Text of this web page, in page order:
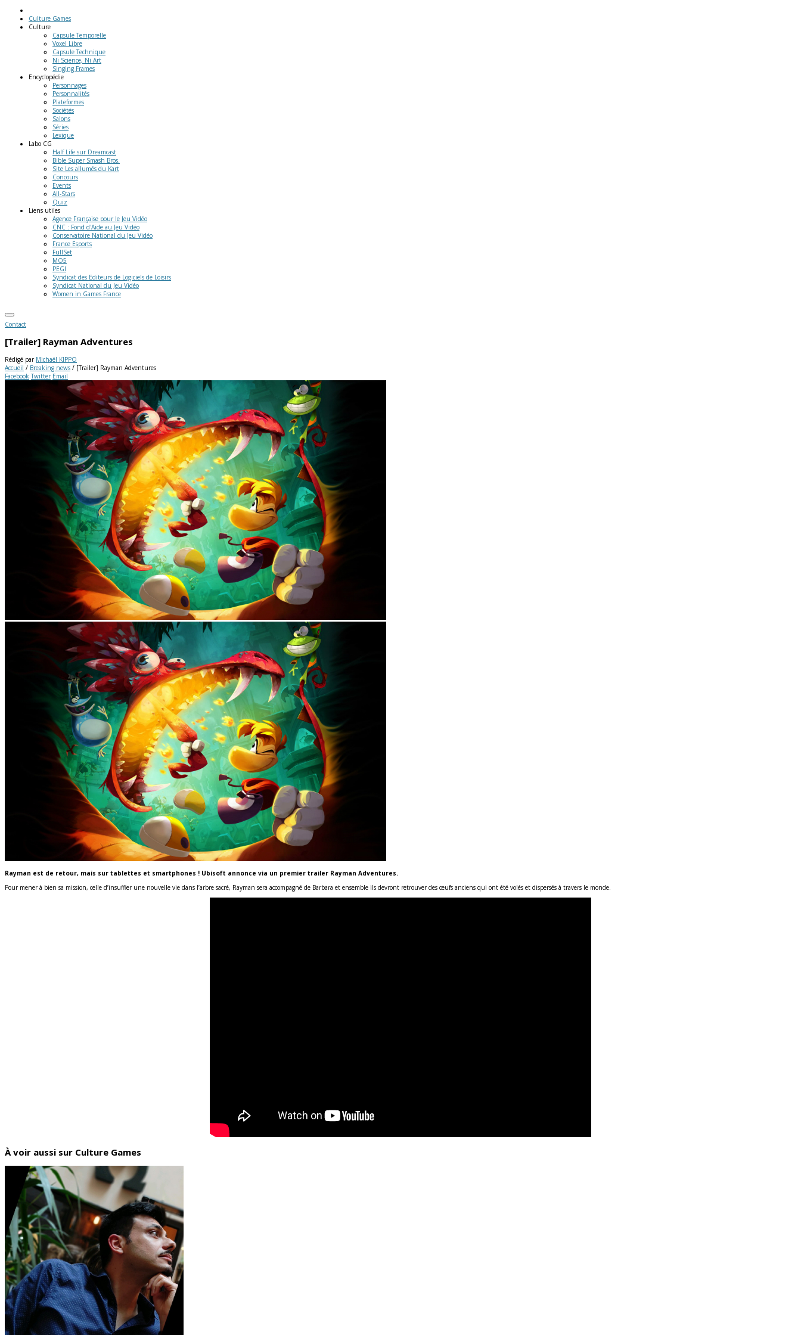
Culture Games
Culture
Capsule Temporelle
Voxel Libre
Capsule Technique
Ni Science, Ni Art
Singing Frames
Encyclopédie
Personnages
Personnalités
Plateformes
Sociétés
Salons
Séries
Lexique
Labo CG
Half Life sur Dreamcast
Bible Super Smash Bros.
Site Les allumés du Kart
Concours
Events
All-Stars
Quiz
Liens utiles
Agence Française pour le Jeu Vidéo
CNC : Fond d'Aide au Jeu Vidéo
Conservatoire National du Jeu Vidéo
France Esports
FullSet
MO5
PEGI
Syndicat des Editeurs de Logiciels de Loisirs
Syndicat National du Jeu Vidéo
Women in Games France
Contact
[Trailer] Rayman Adventures
Rédigé par Michaël KIPPO
Accueil / Breaking news / [Trailer] Rayman Adventures
Facebook Twitter Email
Rayman est de retour, mais sur tablettes et smartphones ! Ubisoft annonce via un premier trailer Rayman Adventures.
Pour mener à bien sa mission, celle d’insuffler une nouvelle vie dans l’arbre sacré, Rayman sera accompagné de Barbara et ensemble ils devront retrouver des œufs anciens qui ont été volés et dispersés à travers le monde.
À voir aussi sur Culture Games